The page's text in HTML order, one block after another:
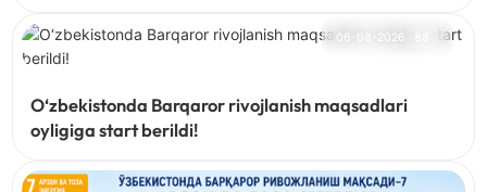
06-08-2026
O‘zbekistonda Barqaror rivojlanish maqsadlari
oyligiga start berildi!